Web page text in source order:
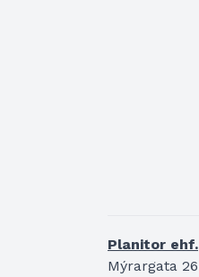
Planitor ehf.
Mýrargata 26